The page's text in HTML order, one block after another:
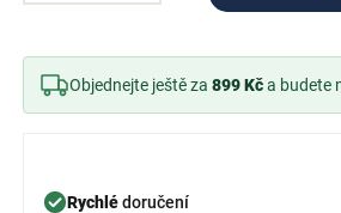
Objednejte ještě za 899 Kča budete
Rychlédoručení